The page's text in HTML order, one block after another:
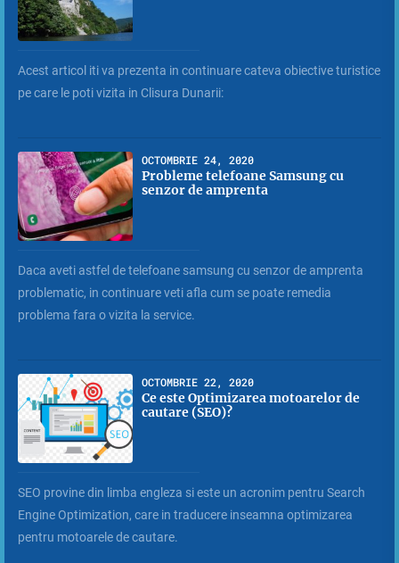
Acest articol iti va prezenta in continuare cateva obiective turistice
pe care le poti vizita in Clisura Dunarii:
OCTOMBRIE 24, 2020
Probleme telefoane Samsung cu
senzor de amprenta
Daca aveti astfel de telefoane samsung cu senzor de amprenta
problematic, in continuare veti afla cum se poate remedia
problema fara o vizita la service.
OCTOMBRIE 22, 2020
Ce este Optimizarea motoarelor de
cautare (SEO)?
SEO provine din limba engleza si este un acronim pentru Search
Engine Optimization, care in traducere inseamna optimizarea
pentru motoarele de cautare.